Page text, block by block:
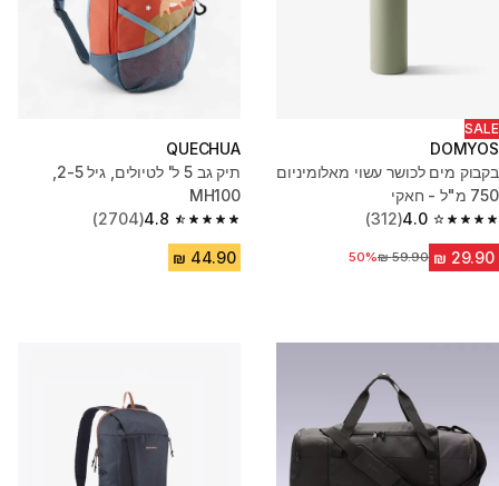
SALE
DOMYOS
בקבוק מים לכושר עשוי מאלומיניום‏
750 מ"ל - חאקי
4.0
4.0 out of 5 stars from 312 reviews
(312)
מחיר לפני הנחה‏59.90 ₪
50%
QUECHUA
MH100
4.8
4.8 out of 5 stars from 2704 reviews
(2704)